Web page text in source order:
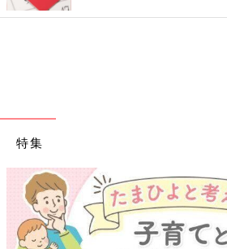
特集